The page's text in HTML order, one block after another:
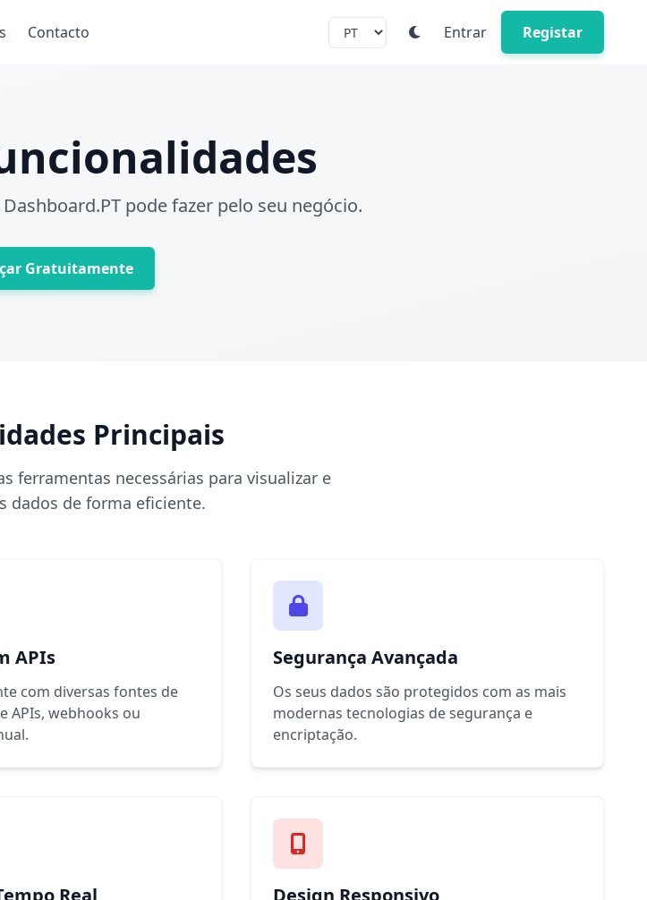
Contacto Entrar Registar
pode fazer pelo seu negócio.
Gratuitamente
Principais
ferramentas necessárias para visualizar e
dados de forma eficiente.
APIs
com diversas fontes de
APIs, webhooks ou
Segurança Avançada
Os seus dados são protegidos com as mais
modernas tecnologias de segurança e
encriptação.
Real Design Responsivo